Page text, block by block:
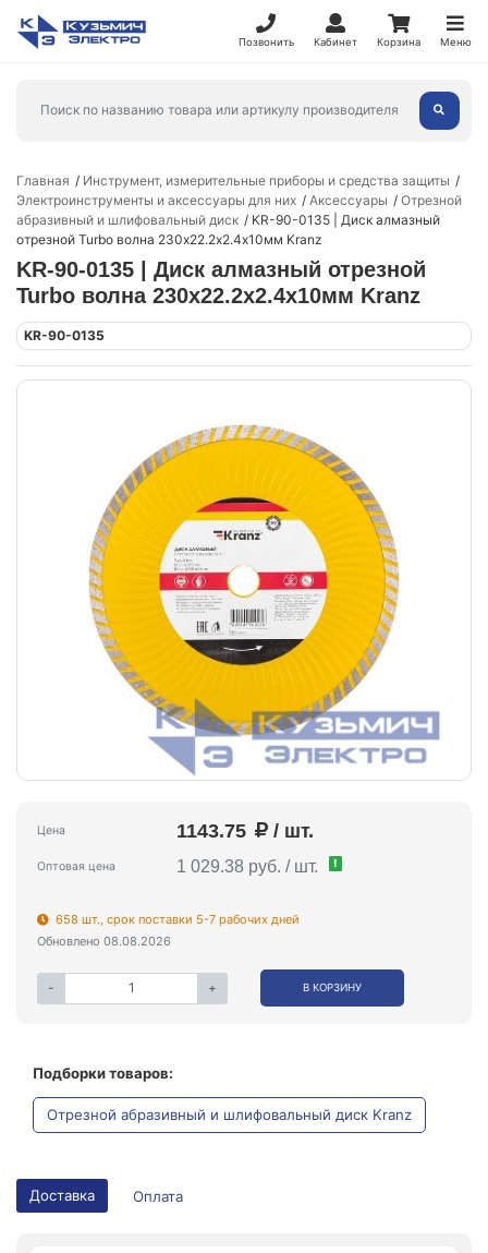
Позвонить Кабинет Корзина Меню
Главная
Инструмент, измерительные приборы и средства защиты
Электроинструменты и аксессуары для них
Аксессуары
Отрезной
абразивный и шлифовальный диск
KR-90-0135 | Диск алмазный
отрезной Turbo волна 230х22.2х2.4х10мм Kranz
KR-90-0135 | Диск алмазный отрезной
Turbo волна 230х22.2х2.4х10мм Kranz
KR-90-0135
Цена 1143.75 / шт.
Оптовая цена 1 029.38 руб. / шт. !
658 шт., срок поставки 5-7 рабочих дней
Обновлено 08.08.2026
- + В КОРЗИНУ
Подборки товаров:
Отрезной абразивный и шлифовальный диск Kranz
Доставка Оплата